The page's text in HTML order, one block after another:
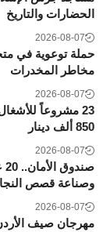
الحضارات والتاريخ
2026-08-07
حملة توعوية في
مخاطر المخدرات
2026-08-07
23 مشروعاً
850 ألف دينار
2026-08-07
وصناعة قصص
2026-08-07
مهرجان صيف